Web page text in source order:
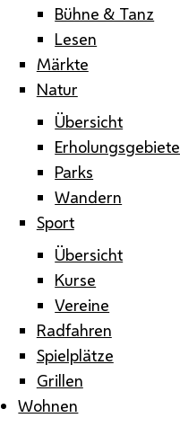
Bühne & Tanz
Lesen
Märkte
Natur
Übersicht
Erholungsgebiete
Parks
Wandern
Sport
Übersicht
Kurse
Vereine
Radfahren
Spielplätze
Grillen
Wohnen